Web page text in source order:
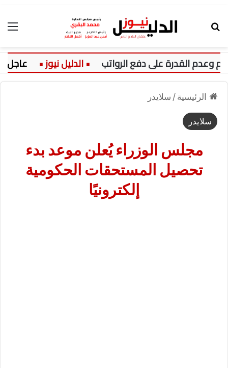
القدرة على دفع الرواتب عاجل:
الرئيسية / سلايدر
سلايدر
مجلس الوزراء يُعلن موعد بدء
تحصيل المستحقات الحكومية
إلكترونيًا